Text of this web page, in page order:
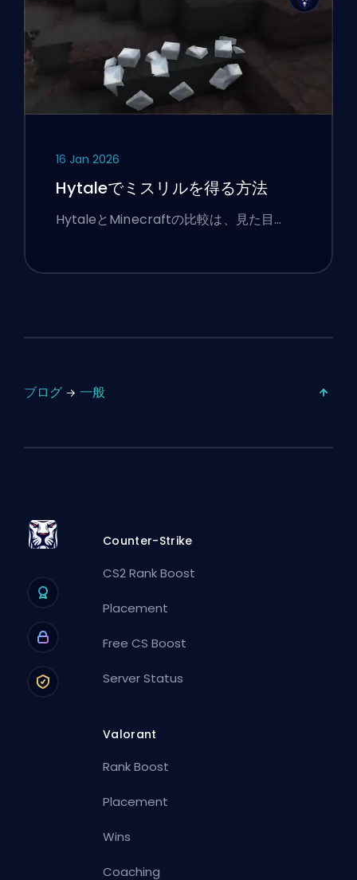
16 Jan 2026
Hytaleでミスリルを得る方法
HytaleとMinecraftの比較は、見た目…
ブログ 一般
Counter-Strike
CS2 Rank Boost
Placement
Free CS Boost
Server Status
Valorant
Rank Boost
Placement
Wins
Coaching